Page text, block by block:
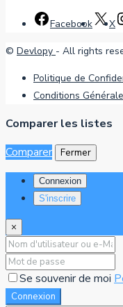
Facebook X
© Devlopy - All rights
Politique de
Conditions
Comparer les listes
Comparer
Fermer
Connexion
S'inscrire
×
Se souvenir de moi
Connexion